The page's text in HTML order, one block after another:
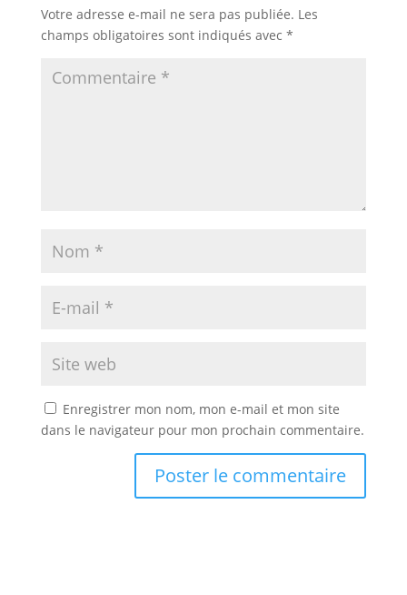
Votre adresse e-mail ne sera pas publiée. Les
champs obligatoires sont indiqués avec *
Enregistrer mon nom, mon e-mail et mon site
dans le navigateur pour mon prochain commentaire.